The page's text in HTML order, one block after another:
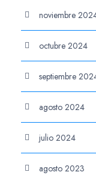
noviembre
octubre 2024
septiembre
agosto 2024
julio 2024
agosto 2023